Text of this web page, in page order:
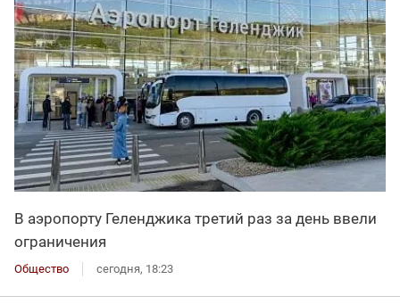
В аэропорту Геленджика третий раз за день ввели
ограничения
Общество сегодня, 18:23